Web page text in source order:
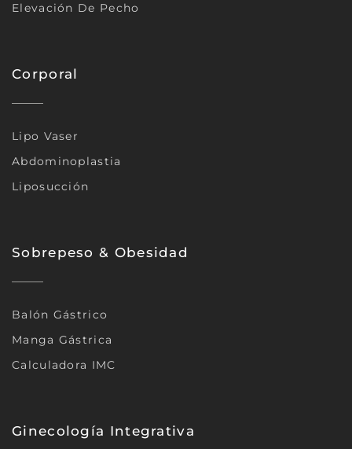
Elevación De Pecho
Corporal
Lipo Vaser
Abdominoplastia
Liposucción
Sobrepeso & Obesidad
Balón Gástrico
Manga Gástrica
Calculadora IMC
Ginecología Integrativa